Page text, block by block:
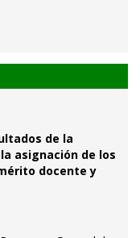
de la
asignación de los
docente y